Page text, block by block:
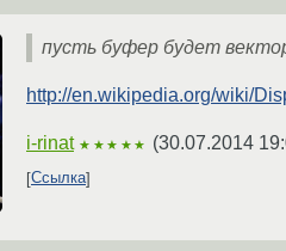
пусть буфер будет
http://en.wikipedia.org/wiki/
i-rinat ★★★★★ (30.07.2014
Ссылка